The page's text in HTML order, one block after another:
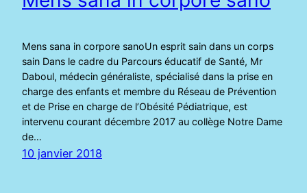
Mens sana in corpore sanoUn esprit sain dans un corps
sain Dans le cadre du Parcours éducatif de Santé, Mr
Daboul, médecin généraliste, spécialisé dans la prise en
charge des enfants et membre du Réseau de Prévention
et de Prise en charge de l’Obésité Pédiatrique, est
intervenu courant décembre 2017 au collège Notre Dame
de…
10 janvier 2018